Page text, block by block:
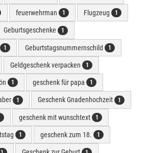
feuerwehrman 1 Flugzeug 1
Geburtsgeschenke 1
1 Geburtstagsnummernschild 1
Geldgeschenk verpacken 1
1 geschenk für papa 1
1 Geschenk Gnadenhochzeit 1
geschenk mit wunschtext 1
1 geschenk zum 18. 1